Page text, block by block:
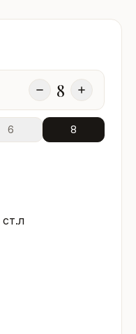
8
6 8
ст.л